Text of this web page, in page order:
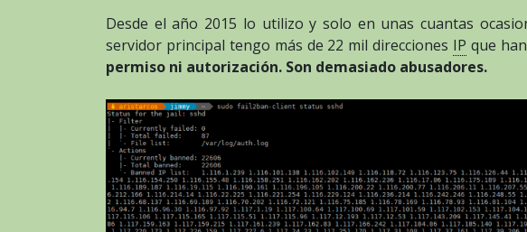
Desde el año 2015 lo utilizo y solo en unas cuantas
servidor principal tengo más de 22 mil direcciones IP que
permiso ni autorización. Son demasiado abusadores.